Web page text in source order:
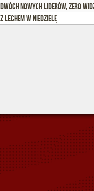
Dwóch nowych liderów, zero
Z Lechem w niedzielę